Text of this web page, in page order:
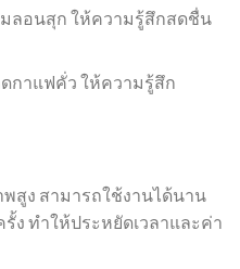
ลอนสุก ให้ความรู้สึกสดชื่น
กาแฟคั่ว ให้ความรู้สึก
สูง สามารถใช้งานได้นาน
ง ทำให้ประหยัดเวลาและค่า